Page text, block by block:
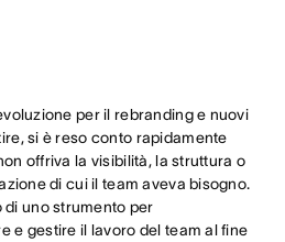
per il rebranding e nuovi
si è reso conto rapidamente
offriva la visibilità, la struttura o
di cui il team aveva bisogno.
uno strumento per
e gestire il lavoro del team al fine